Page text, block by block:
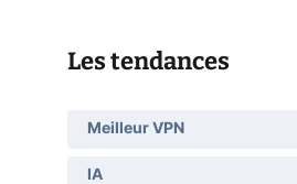
Les tendances
Meilleur VPN
IA